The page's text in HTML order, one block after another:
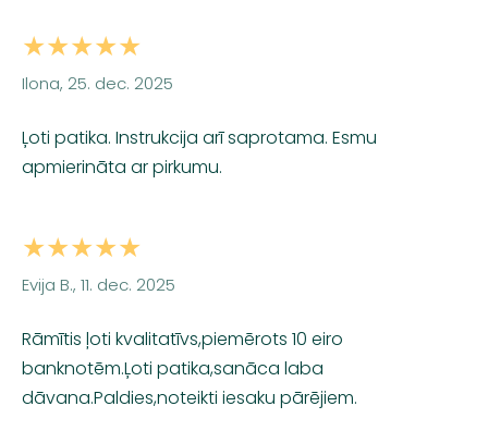
★★★★★
Ilona, 25. dec. 2025
Ļoti patika. Instrukcija arī saprotama. Esmu
apmierināta ar pirkumu.
★★★★★
Evija B., 11. dec. 2025
Rāmītis ļoti kvalitatīvs,piemērots 10 eiro
banknotēm.Ļoti patika,sanāca laba
dāvana.Paldies,noteikti iesaku pārējiem.